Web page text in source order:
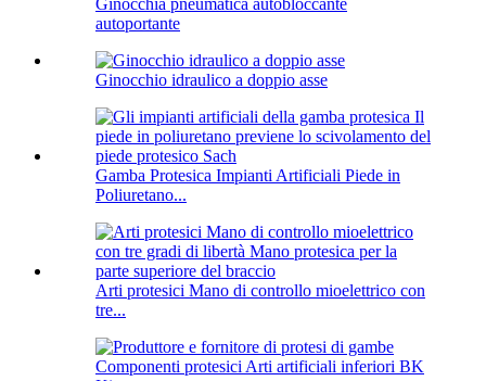
Ginocchia pneumatica autobloccante
autoportante
Ginocchio idraulico a doppio asse
Gamba Protesica Impianti Artificiali Piede in
Poliuretano...
Arti protesici Mano di controllo mioelettrico con
tre...